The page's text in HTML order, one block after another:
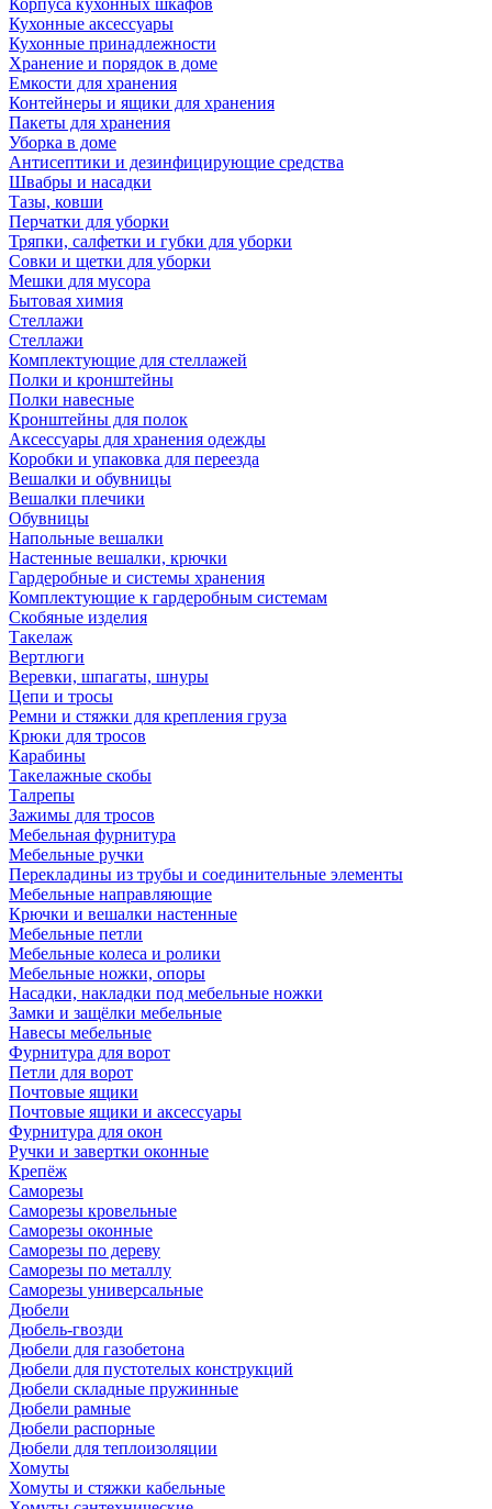
Корпуса кухонных шкафов
Кухонные аксессуары
Кухонные принадлежности
Хранение и порядок в доме
Емкости для хранения
Контейнеры и ящики для хранения
Пакеты для хранения
Уборка в доме
Антисептики и дезинфицирующие средства
Швабры и насадки
Тазы, ковши
Перчатки для уборки
Тряпки, салфетки и губки для уборки
Совки и щетки для уборки
Мешки для мусора
Бытовая химия
Стеллажи
Стеллажи
Комплектующие для стеллажей
Полки и кронштейны
Полки навесные
Кронштейны для полок
Аксессуары для хранения одежды
Коробки и упаковка для переезда
Вешалки и обувницы
Вешалки плечики
Обувницы
Напольные вешалки
Настенные вешалки, крючки
Гардеробные и системы хранения
Комплектующие к гардеробным системам
Скобяные изделия
Такелаж
Вертлюги
Веревки, шпагаты, шнуры
Цепи и тросы
Ремни и стяжки для крепления груза
Крюки для тросов
Карабины
Такелажные скобы
Талрепы
Зажимы для тросов
Мебельная фурнитура
Мебельные ручки
Перекладины из трубы и соединительные элементы
Мебельные направляющие
Крючки и вешалки настенные
Мебельные петли
Мебельные колеса и ролики
Мебельные ножки, опоры
Насадки, накладки под мебельные ножки
Замки и защёлки мебельные
Навесы мебельные
Фурнитура для ворот
Петли для ворот
Почтовые ящики
Почтовые ящики и аксессуары
Фурнитура для окон
Ручки и завертки оконные
Крепёж
Саморезы
Саморезы кровельные
Саморезы оконные
Саморезы по дереву
Саморезы по металлу
Саморезы универсальные
Дюбели
Дюбель-гвозди
Дюбели для газобетона
Дюбели для пустотелых конструкций
Дюбели складные пружинные
Дюбели рамные
Дюбели распорные
Дюбели для теплоизоляции
Хомуты
Хомуты и стяжки кабельные